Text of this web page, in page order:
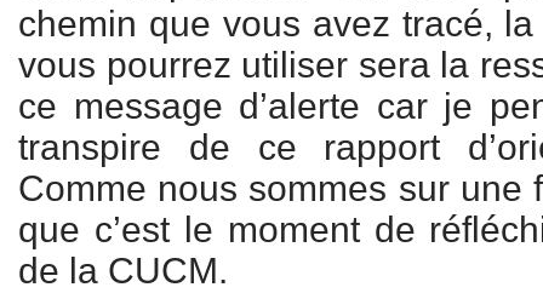
chemin que vous avez tracé,
vous pourrez utiliser sera la
ce message d’alerte car je
transpire de ce rapport
Comme nous sommes sur une
que c’est le moment de
de la CUCM.